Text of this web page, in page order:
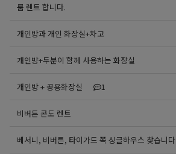
룸 렌트 합니다.
개인방과 개인 화장실+차고
개인방+두분이 함께 사용하는 화장실
개인방 + 공용화장실 1
비버튼 콘도 렌트
베서니, 비버튼, 타이가드 쪽 싱글하우스 찾습니다